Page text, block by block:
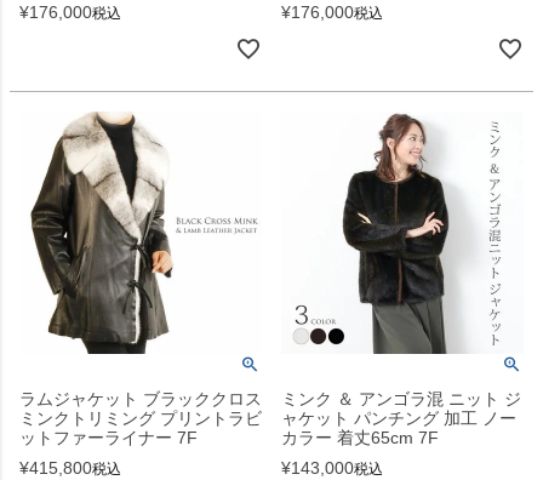
¥176,000税込
¥176,000税込
ラムジャケット ブラッククロス
ミンクトリミング プリントラビ
ットファーライナー 7F
¥415,800税込
ミンク ＆ アンゴラ混 ニット ジ
ャケット パンチング 加工 ノー
カラー 着丈65cm 7F
¥143,000税込